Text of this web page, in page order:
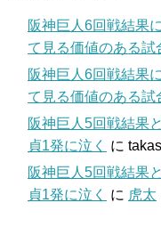
阪神巨人6回戦結果
て見る価値のある試
阪神巨人6回戦結果
て見る価値のある試
阪神巨人5回戦結果
貞1発に泣く
に
阪神巨人5回戦結果
貞1発に泣く
に 虎太